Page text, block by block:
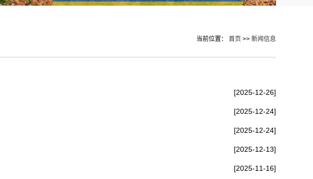
当前位置： 首页 >> 新闻信息
[2025-12-26]
[2025-12-24]
[2025-12-24]
[2025-12-13]
[2025-11-16]